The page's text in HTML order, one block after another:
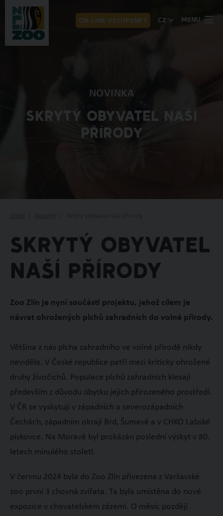
ON-LINE VSTUPENKY CZ MENU
NOVINKA
SKRYTÝ OBYVATEL NAŠÍ
PŘÍRODY
Skrytý obyvatel
naší přírody
Zoo Zlín je nyní součástí projektu, jehož cílem je
návrat ohrožených plchů zahradních do volné přírody.
Většina z nás plcha zahradního ve volné přírodě nikdy
neviděla. V České republice patří mezi kriticky ohrožené
druhy živočichů. Populace plchů zahradních klesají
především z důvodu úbytku jejich přirozeného prostředí.
V ČR se vyskytují v západních a severozápadních
Čechách, západním okraji Brd, Šumavě a v CHKO Labské
pískovce. Na Moravě byl prokázán poslední výskyt v 80.
letech minulého století.
V červnu 2024 byla do Zoo Zlín přivezena z Varšavské
zoo první 3 chovná zvířata. Ta byla umístěna do nové
expozice v chovatelském zázemí. O měsíc později